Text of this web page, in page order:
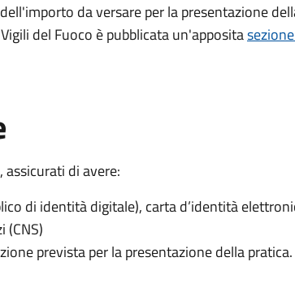
da versare per la presentazione
del Fuoco è pubblicata un'apposita
assicurati di avere:
di identità digitale), carta d’identità
(CNS)
prevista per la presentazione della pratica.